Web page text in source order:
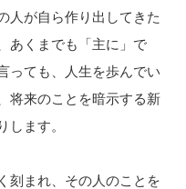
人が自ら作り出してきた
あくまでも「主に」で
っても、人生を歩んでい
将来のことを暗示する新
します。
刻まれ、その人のことを